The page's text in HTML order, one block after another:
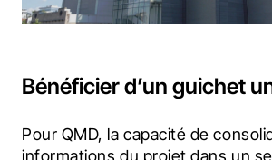
Bénéficier d’un guichet
Pour QMD, la capacité de
informations du projet dans un